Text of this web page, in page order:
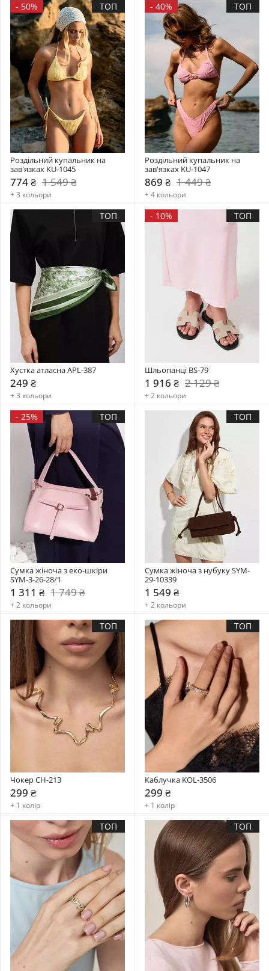
- 50% ТОП
Роздільний купальник на
зав'язках KU-1045
774 ₴ 1 549 ₴
+ 3 кольори
- 40% ТОП
Роздільний купальник на
зав'язках KU-1047
869 ₴ 1 449 ₴
+ 4 кольори
ТОП
Хустка атласна APL-387
249 ₴
+ 3 кольори
- 10% ТОП
Шльопанці BS-79
1 916 ₴ 2 129 ₴
+ 2 кольори
- 25% ТОП
Сумка жіноча з еко-шкіри
SYM-3-26-28/1
1 311 ₴ 1 749 ₴
+ 2 кольори
ТОП
Сумка жіноча з нубуку SYM-
29-10339
1 549 ₴
+ 2 кольори
ТОП
Чокер CH-213
299 ₴
+ 1 колір
ТОП
Каблучка KOL-3506
299 ₴
+ 1 колір
ТОП ТОП